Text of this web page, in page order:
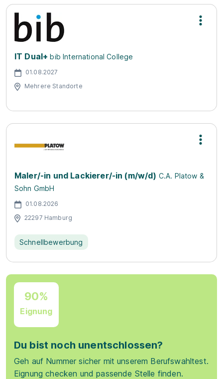
IT Dual+ bib International College
01.08.2027
Mehrere Standorte
Maler/-in und Lackierer/-in (m/w/d) C.A. Platow &
Sohn GmbH
01.08.2026
22297 Hamburg
Schnellbewerbung
90%
Eignung
Du bist noch unentschlossen?
Geh auf Nummer sicher mit unserem Berufswahltest.
Eignung checken und passende Stelle finden.